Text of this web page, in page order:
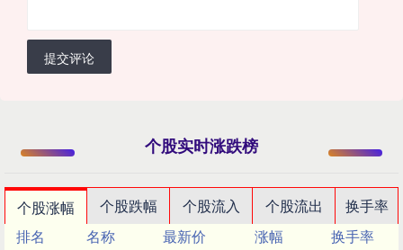
提交评论
个股实时涨跌榜
个股涨幅 个股跌幅 个股流入 个股流出
换手率
排名
名称 最新价 涨幅
换手率